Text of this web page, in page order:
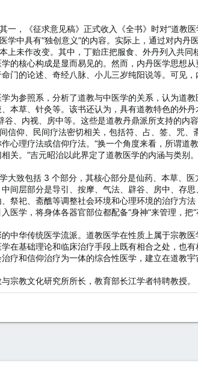
，《征求意见稿》正式收入《全书》时对“道教
中具有“独创意义”的内容。实际上，通过对内丹
上未作改变。其中，丁贻庄把服食、外丹列入共同
的核心构成是显而易见的。然而，内丹医学思想
门的论述、奇经八脉、小儿三岁纯阳说等。可见，
为参照系，分析了道教与中医学的关系，认为道
本草、针灸等。该书还认为，具有道教特色的外
、内视、房中等。这些是道教丹鼎派所支持的内
信仰、民间疗法密切相关，包括符、占、签、咒
理疗法或信仰疗法。“换一个角度来看，所谓道
关。”吉元昭治以此界定了道教医学的内涵与类别。
大致包括 3 个部分，其核心部分是仙药、本草、
间层部分是导引、按摩、气法、辟谷、房中、存
祭祀、斋醮等调整社会环境和心理环境的治疗方
学，将身体各器官部位都配备“身神”来管理，把“
中华传统医学流派。道教医学在性质上属于宗教
在基础理论和临床治疗手段上既有相合之处，也
疗和信仰治疗为一体的综合性医学，建立在道教宇
宗教文化研究所所长，教育部长江学者特聘教授。